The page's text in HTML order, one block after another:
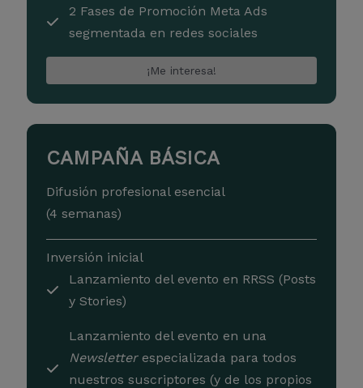
2 Fases de Promoción Meta Ads
segmentada en redes sociales
¡Me interesa!
CAMPAÑA BÁSICA
Difusión profesional esencial
(4 semanas)
Inversión inicial
Lanzamiento del evento en RRSS (Posts
y Stories)
Lanzamiento del evento en una
Newsletterespecializada para todos
nuestros suscriptores (y de los propios